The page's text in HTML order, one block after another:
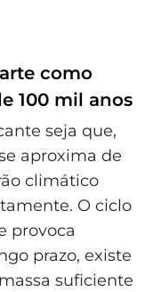
como
100 mil anos
seja que,
aproxima de
climático
O ciclo
provoca
prazo, existe
suficiente